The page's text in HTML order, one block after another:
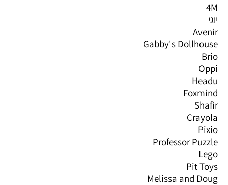
4M
יוגי
Avenir
Gabby's Dollhouse
Brio
Oppi
Headu
Foxmind
Shafir
Crayola
Pixio
Professor Puzzle
Lego
Pit Toys
Melissa and Doug